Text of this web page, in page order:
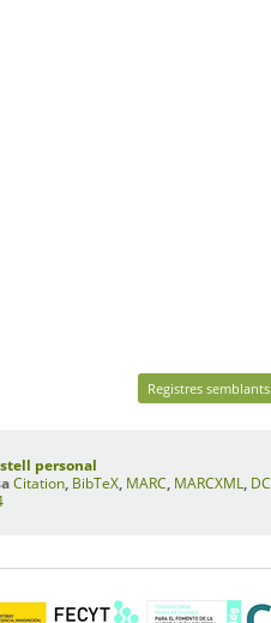
Registres semblants
personal
Citation BibTeX MARC MARCXML DC